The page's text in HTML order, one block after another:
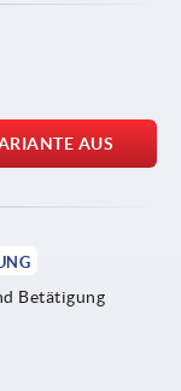
AUS
Betätigung